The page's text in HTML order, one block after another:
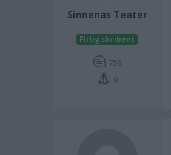
Sinnenas Teater
Flitig skribent
758
9